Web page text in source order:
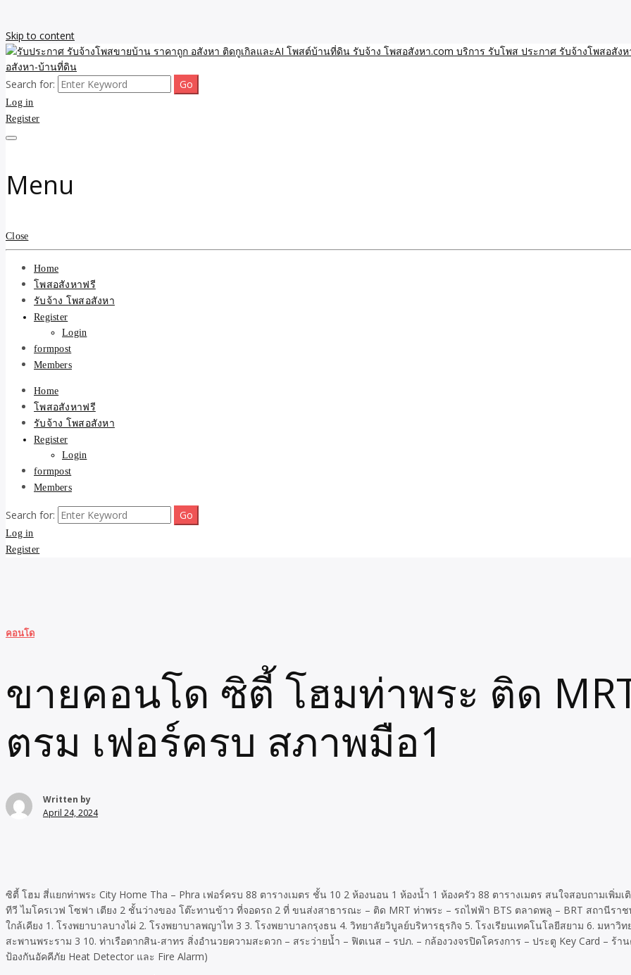
Skip to content
รับประกาศ รับจ้างโพสขายบ้าน ราคาถูก อสังหา ติดกูเ
รับจ้าง โพสอสังหา.com บริการ รับโพส ประกาศ รับจ้าง
รับจ้างโพสขายบ้าน ราคาถูก ประกาศ ขายอสังหา โฆษณา ไม่มีค่านายหน้า โพสอสังหา รับจ้างโพสขายบ้านบริการ รับจ้างโพสอสังหา ราคาถูก ขาย
Search for:
Log in
Register
Menu
Close
Home
โพสอสังหาฟรี
รับจ้าง โพสอสังหา
Register
Login
formpost
Members
Home
โพสอสังหาฟรี
รับจ้าง โพสอสังหา
Register
Login
formpost
Members
Search for:
Log in
Register
คอนโด
ขายคอนโด ซิตี้ โฮมท่าพระ ติด
ตรม เฟอร์ครบ สภาพมือ1
Written by
April 24, 2024
ซิตี้ โฮม สี่แยกท่าพระ City Home Tha – Phra เฟอร์ครบ 88 ตารางเมตร ชั้น 10 2 ห้องนอน 1 ห้องน้ำ 1 ห้องครัว 88 ตารางเมตร สนใจสอบถามเพิ่มเ
ทีวี ไมโครเวฟ โซฟา เตียง 2 ชั้นว่างของ โต๊ะทานข้าว ที่จอดรถ 2 ที่ ขนส่งสาธารณะ – ติด MRT ท่าพระ – รถไฟฟ้า BTS ตลาดพลู – BRT สถานีร
ใกล้เคียง 1. โรงพยาบาลบางไผ่ 2. โรงพยาบาลพญาไท 3 3. โรงพยาบาลกรุงธน 4. วิทยาลัยวิบูลย์บริหารธุรกิจ 5. โรงเรียนเทคโนโลยีสยาม 6. มหา
สะพานพระราม 3 10. ท่าเรือตากสิน-สาทร สิ่งอำนวยความสะดวก – สระว่ายน้ำ – ฟิตเนส – รปภ. – กล้องวงจรปิดโครงการ – ประตู Key Card –
ป้องกันอัคคีภัย Heat Detector และ Fire Alarm)